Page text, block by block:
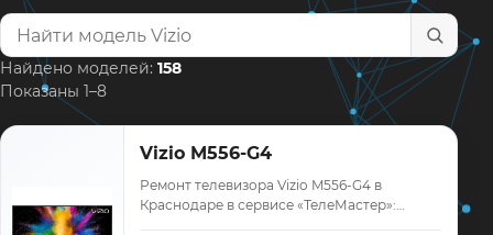
Найти модель телевизора
Найдено моделей: 158
Показаны 1–8
Vizio M556-G4
Ремонт телевизора Vizio M556-G4 в
Краснодаре в сервисе «ТелеМастер»: